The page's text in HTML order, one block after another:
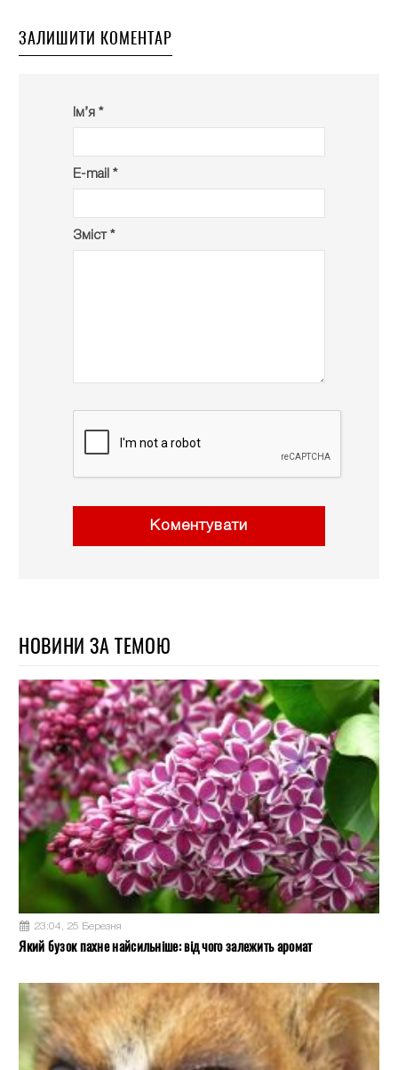
ЗАЛИШИТИ КОМЕНТАР
Ім’я *
E-mail *
Зміст *
Коментувати
НОВИНИ ЗА ТЕМОЮ
23:04, 25 Березня
Який бузок пахне найсильніше: від чого залежить аромат